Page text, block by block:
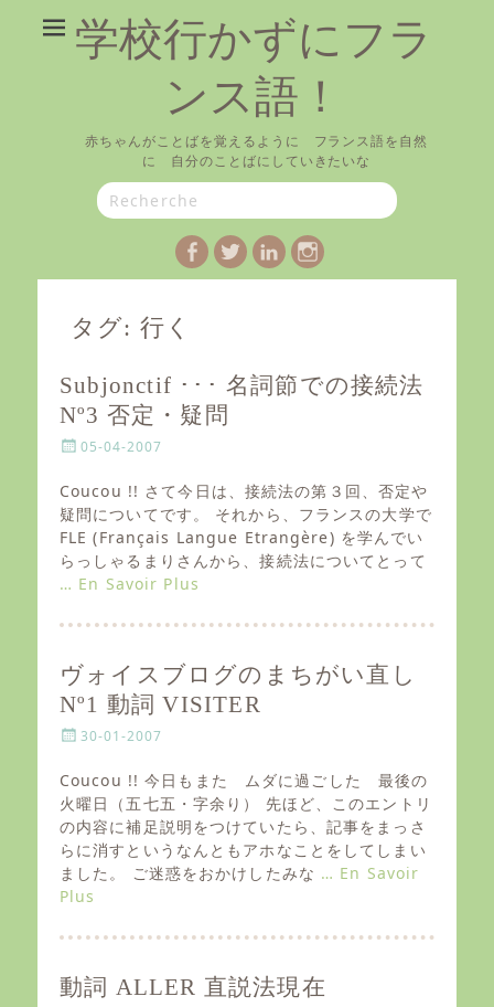
学校行かずにフラ
ンス語！
赤ちゃんがことばを覚えるように フランス語を自然
に 自分のことばにしていきたいな
Search
for:
Facebook
TwitterLinkedIn
Instagram
タグ: 行く
Subjonctif ･･･ 名詞節での接続法
Nº3 否定・疑問
P
s
t
e
d
o
n
05-04-2007
Coucou !! さて今日は、接続法の第３回、否定や
疑問についてです。 それから、フランスの大学で
FLE (Français Langue Etrangère) を学んでい
らっしゃるまりさんから、接続法についてとって
… En Savoir Plus
ヴォイスブログのまちがい直し
Nº1 動詞 VISITER
P
s
e
d
o
n
30-01-2007
Coucou !! 今日もまた ムダに過ごした 最後の
火曜日（五七五・字余り） 先ほど、このエントリ
の内容に補足説明をつけていたら、記事をまっさ
らに消すというなんともアホなことをしてしまい
ました。 ご迷惑をおかけしたみな … En Savoir
Plus
動詞 ALLER 直説法現在